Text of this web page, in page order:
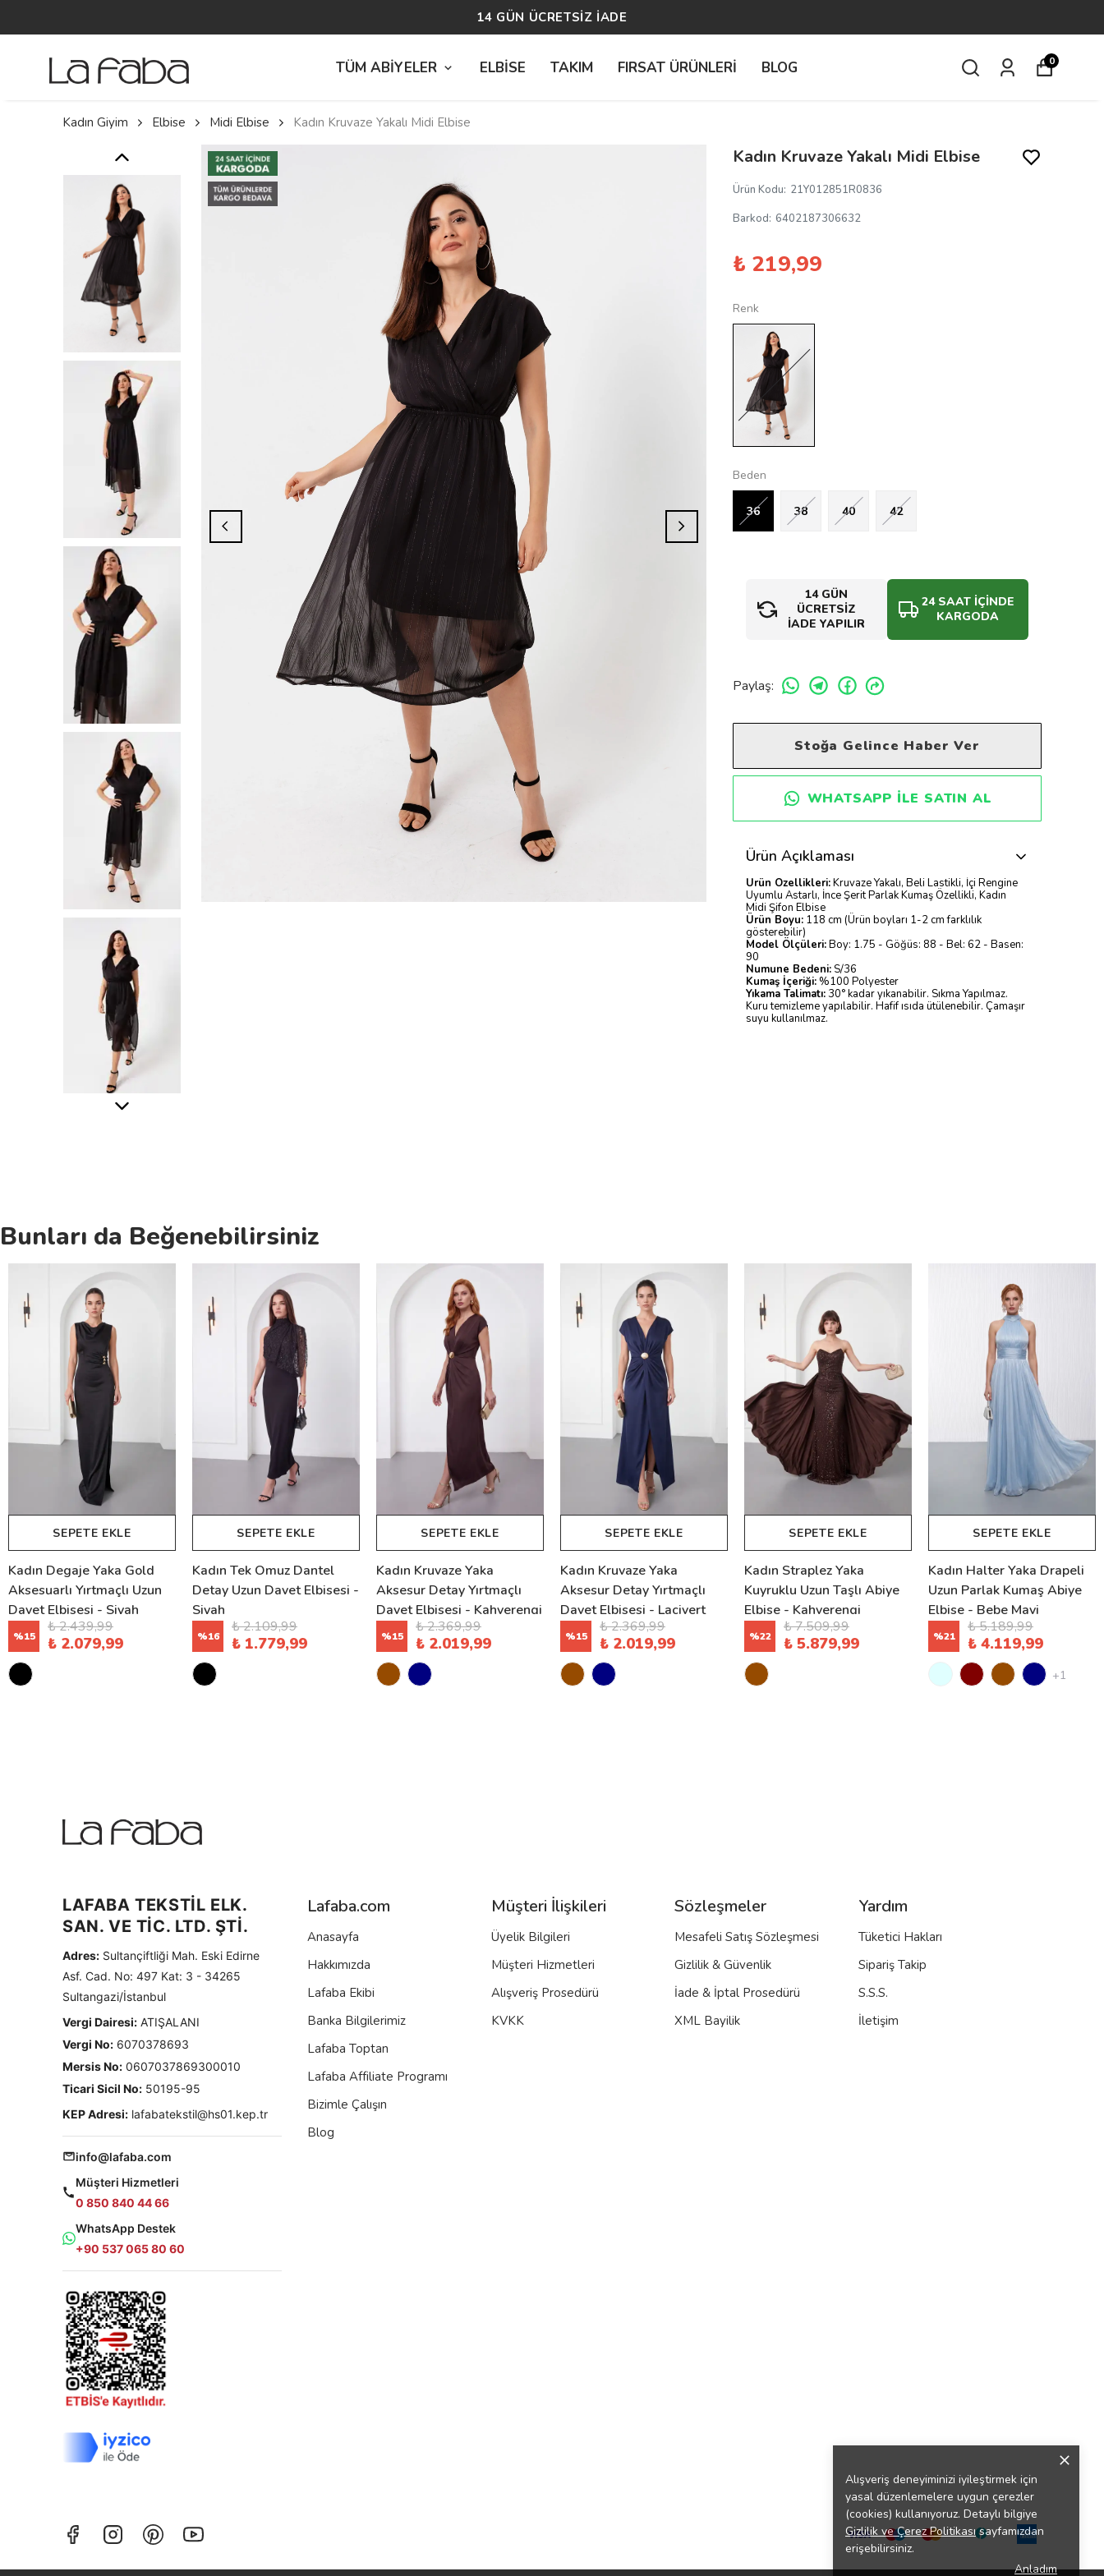
14 GÜN ÜCRETSİZ İADE
TÜM ABİYELER ELBİSE TAKIM FIRSAT ÜRÜNLERİ BLOG 0
Alışveriş deneyiminizi iyileştirmek için
yasal düzenlemelere uygun çerezler
(cookies) kullanıyoruz. Detaylı bilgiye
Gizlilik ve Çerez Politikasısayfamızdan
erişebilirsiniz.
Anladım
Kadın Giyim Elbise Midi Elbise Kadın Kruvaze Yakalı Midi Elbise
Kadın Kruvaze Yakalı Midi Elbise
Ürün Kodu: 21Y012851R0836
Barkod: 6402187306632
₺ 219,99
Renk
Beden
36 38 40 42
14 GÜN
ÜCRETSİZ
İADE YAPILIR
24 SAAT İÇİNDE
KARGODA
Paylaş:
Stoğa Gelince Haber Ver
WHATSAPP ILE SATIN AL
Ürün Açıklaması
Ürün Özellikleri:Kruvaze Yakalı, Beli Lastikli, İçi Rengine
Uyumlu Astarlı, İnce Şerit Parlak Kumaş Özellikli, Kadın
Midi Şifon Elbise
Ürün Boyu: 118 cm (Ürün boyları 1-2 cm farklılık
gösterebilir)
Model Ölçüleri:Boy: 1.75 - Göğüs: 88 - Bel: 62 - Basen:
90
Numune Bedeni: S/36
Kumaş İçeriği: %100 Polyester
Yıkama Talimatı:30° kadar yıkanabilir. Sıkma Yapılmaz.
Kuru temizleme yapılabilir. Hafif ısıda ütülenebilir. Çamaşır
suyu kullanılmaz.
Bunları da Beğenebilirsiniz
SEPETE EKLE
Kadın Degaje Yaka Gold
Aksesuarlı Yırtmaçlı Uzun
Davet Elbisesi - Siyah
%15
₺ 2.439,99
₺ 2.079,99
SEPETE EKLE
Kadın Tek Omuz Dantel
Detay Uzun Davet Elbisesi -
Siyah
%16
₺ 2.109,99
₺ 1.779,99
SEPETE EKLE
Kadın Kruvaze Yaka
Aksesur Detay Yırtmaçlı
Davet Elbisesi - Kahverengi
%15
₺ 2.369,99
₺ 2.019,99
SEPETE EKLE
Kadın Kruvaze Yaka
Aksesur Detay Yırtmaçlı
Davet Elbisesi - Lacivert
%15
₺ 2.369,99
₺ 2.019,99
SEPETE EKLE
Kadın Straplez Yaka
Kuyruklu Uzun Taşlı Abiye
Elbise - Kahverengi
%22
₺ 7.509,99
₺ 5.879,99
SEPETE EKLE
Kadın Halter Yaka Drapeli
Uzun Parlak Kumaş Abiye
Elbise - Bebe Mavi
%21
₺ 5.189,99
₺ 4.119,99
+1
Lafaba.com
Anasayfa
Hakkımızda
Lafaba Ekibi
Banka Bilgilerimiz
Lafaba Toptan
Lafaba Affiliate Programı
Bizimle Çalışın
Blog
Müşteri İlişkileri
Üyelik Bilgileri
Müşteri Hizmetleri
Alışveriş Prosedürü
KVKK
Sözleşmeler
Mesafeli Satış Sözleşmesi
Gizlilik & Güvenlik
İade & İptal Prosedürü
XML Bayilik
Yardım
Tüketici Hakları
Sipariş Takip
S.S.S.
İletişim
LAFABA TEKSTİL ELK.
SAN. VE TİC. LTD. ŞTİ.
Adres: Sultançiftliği Mah. Eski Edirne
Asf. Cad. No: 497 Kat: 3 - 34265
Sultangazi/İstanbul
Vergi Dairesi: ATIŞALANI
Vergi No: 6070378693
Mersis No: 0607037869300010
Ticari Sicil No: 50195-95
KEP Adresi: lafabatekstil@hs01.kep.tr
info@lafaba.com
Müşteri Hizmetleri
0 850 840 44 66
WhatsApp Destek
+90 537 065 80 60